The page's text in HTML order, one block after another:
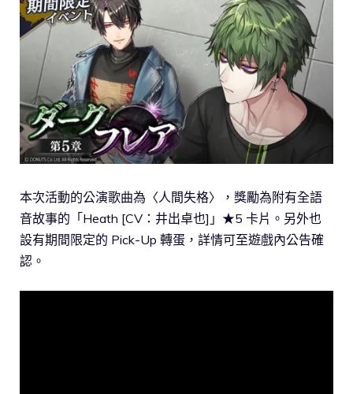
本次活動的公演歌曲為〈人間失格〉，獎勵為附有全語
音故事的「Heath [CV：井出卓也]」★5 卡片。另外也
設有期間限定的 Pick-Up 轉蛋，詳情可至遊戲內公告確
認。